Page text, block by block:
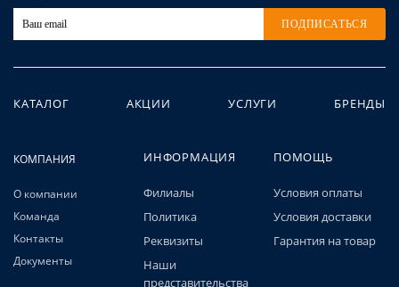
ПОДПИСАТЬСЯ
КАТАЛОГ АКЦИИ УСЛУГИ БРЕНДЫ
КОМПАНИЯ
О компании
Команда
Контакты
Документы
ИНФОРМАЦИЯ
Филиалы
Политика
Реквизиты
Наши
представительства
ПОМОЩЬ
Условия оплаты
Условия доставки
Гарантия на товар